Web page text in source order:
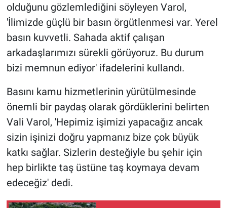
olduğunu gözlemlediğini söyleyen Varol,
'İlimizde güçlü bir basın örgütlenmesi var. Yerel
basın kuvvetli. Sahada aktif çalışan
arkadaşlarımızı sürekli görüyoruz. Bu durum
bizi memnun ediyor' ifadelerini kullandı.
Basını kamu hizmetlerinin yürütülmesinde
önemli bir paydaş olarak gördüklerini belirten
Vali Varol, 'Hepimiz işimizi yapacağız ancak
sizin işinizi doğru yapmanız bize çok büyük
katkı sağlar. Sizlerin desteğiyle bu şehir için
hep birlikte taş üstüne taş koymaya devam
edeceğiz' dedi.